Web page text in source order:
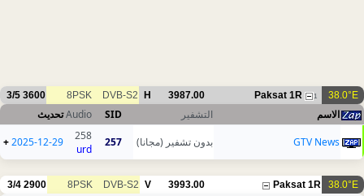
38.0°E
Paksat 1R 1
3987.00
H
DVB-S2
8PSK
3600
3/5
الاسم التشفير SID
Audioتحديث
GTV News
بدون تشفير (مجانا) 257
258
urd
2025-12-29
+
38.0°E
Paksat 1R
3993.00
V
DVB-S2
8PSK
2900
3/4